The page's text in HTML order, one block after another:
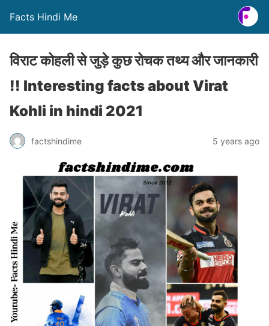
Facts Hindi Me
विराट कोहली से जुड़े कुछ रोचक तथ्य और जानकारी
!! Interesting facts about Virat
Kohli in hindi 2021
factshindime 5 years ago